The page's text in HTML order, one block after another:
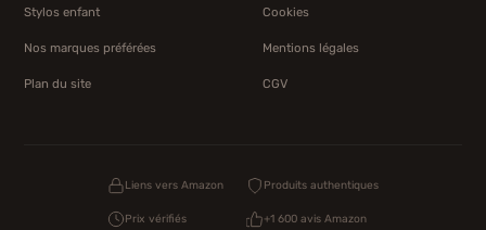
Stylos enfant
Nos marques préférées
Plan du site
Cookies
Mentions légales
CGV
Liens vers Amazon Produits authentiques
Prix vérifiés +1 600 avis Amazon